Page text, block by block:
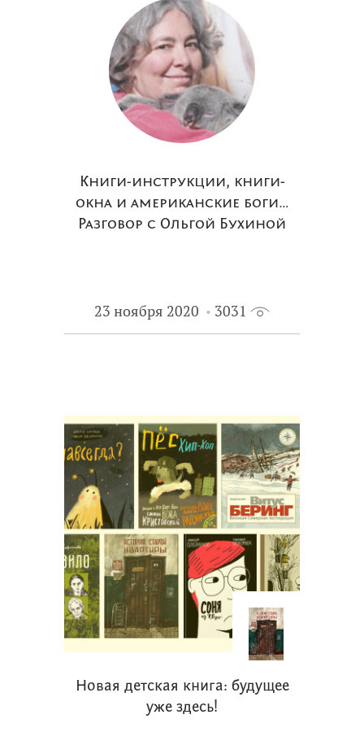
Книги-инструкции, книги-
окна и американские боги…
Разговор с Ольгой Бухиной
23 ноября 2020 3031
Новая детская книга: будущее
уже здесь!